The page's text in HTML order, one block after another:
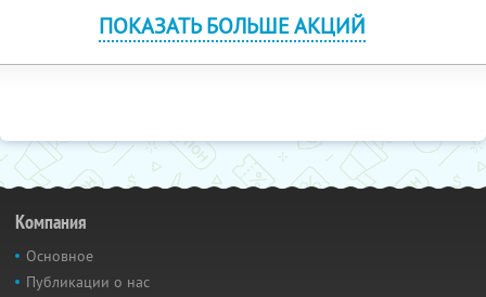
ПОКАЗАТЬ БОЛЬШЕ АКЦИЙ
Компания
Основное
Публикации о нас